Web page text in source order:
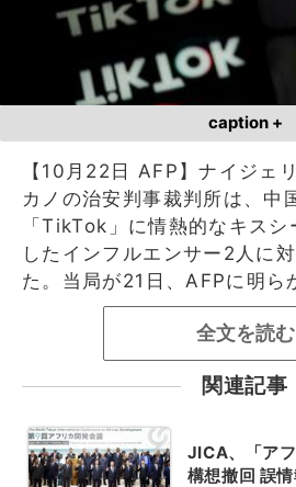
caption +
【10月22日 AFP】ナイジェ
カノの治安判事裁判所は、中
「TikTok」に情熱的なキス
したインフルエンサー2人に
た。当局が21日、AFPに明ら
全文を読む
関連記事
JICA、「ア
構想撤回 誤